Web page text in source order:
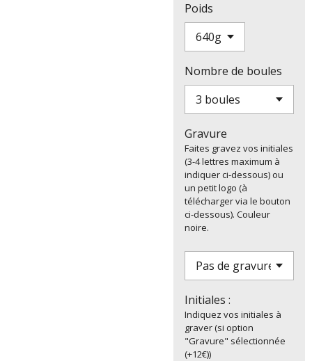
Poids
Nombre de boules
Gravure
Faites gravez vos initiales
(3-4 lettres maximum à
indiquer ci-dessous) ou
un petit logo (à
télécharger via le bouton
ci-dessous). Couleur
noire.
Initiales :
Indiquez vos initiales à
graver (si option
"Gravure" sélectionnée
(+12€))